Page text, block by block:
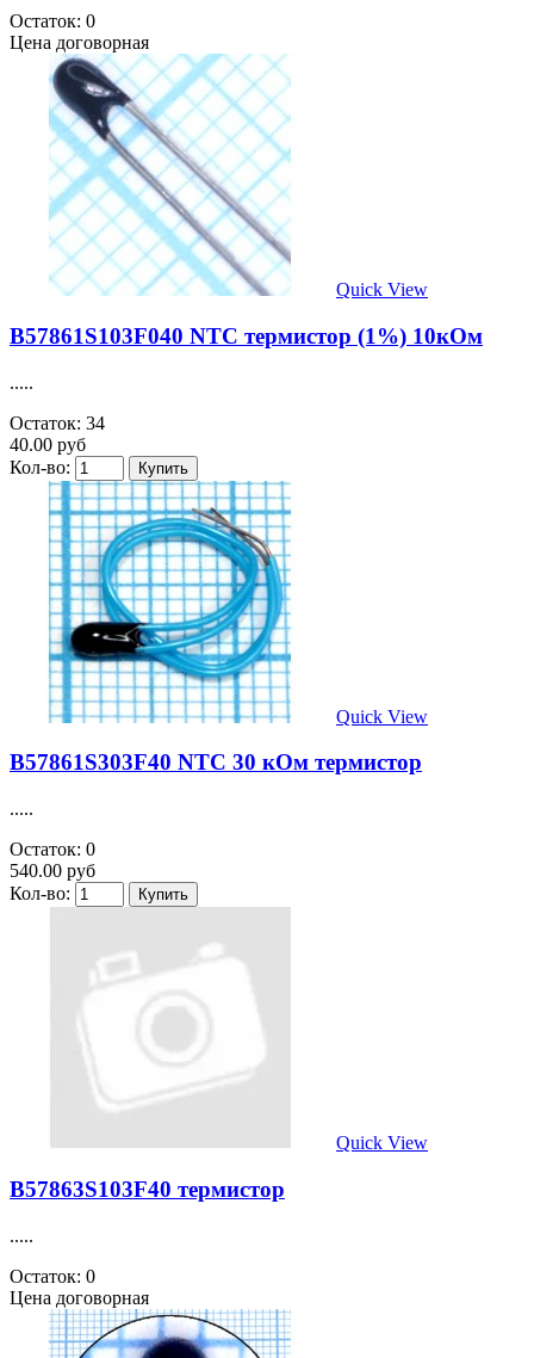
Остаток: 0
Цена договорная
Quick View
B57861S103F040 NTC термистор (1%) 10кОм
.....
Остаток: 34
40.00 руб
Кол-во:
Quick View
B57861S303F40 NTC 30 кОм термистор
.....
Остаток: 0
540.00 руб
Кол-во:
Quick View
B57863S103F40 термистор
.....
Остаток: 0
Цена договорная